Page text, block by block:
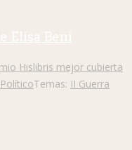
Elisa Beni
Hislibris mejor cubierta
PolíticoTemas: II Guerra